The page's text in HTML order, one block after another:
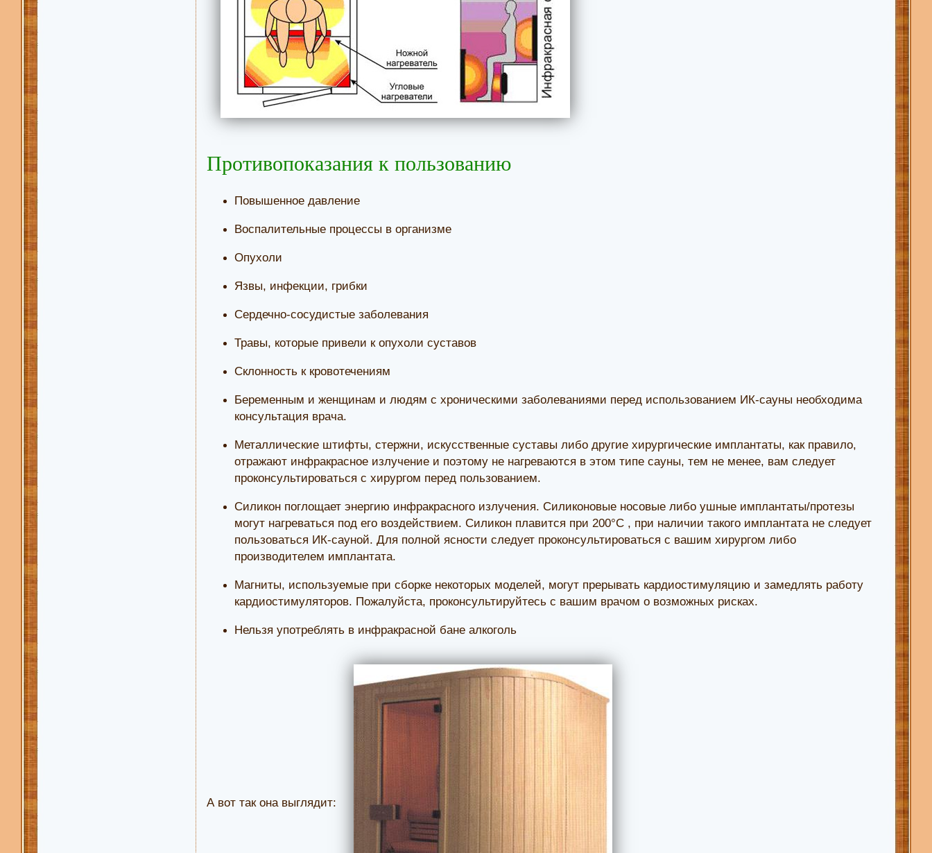
Противопоказания к пользованию
Повышенное давление
Воспалительные процессы в организме
Опухоли
Язвы, инфекции, грибки
Сердечно-сосудистые заболевания
Травы, которые привели к опухоли суставов
Склонность к кровотечениям
Беременным и женщинам и людям с хроническими заболеваниями перед использованием ИК-сауны необходима
консультация врача.
Металлические штифты, стержни, искусственные суставы либо другие хирургические имплантаты, как правило,
отражают инфракрасное излучение и поэтому не нагреваются в этом типе сауны, тем не менее, вам следует
проконсультироваться с хирургом перед пользованием.
Силикон поглощает энергию инфракрасного излучения. Силиконовые носовые либо ушные имплантаты/протезы
могут нагреваться под его воздействием. Силикон плавится при 200°C , при наличии такого имплантата не следует
пользоваться ИК-сауной. Для полной ясности следует проконсультироваться с вашим хирургом либо
производителем имплантата.
Магниты, используемые при сборке некоторых моделей, могут прерывать кардиостимуляцию и замедлять работу
кардиостимуляторов. Пожалуйста, проконсультируйтесь с вашим врачом о возможных рисках.
Нельзя употреблять в инфракрасной бане алкоголь
А вот так она выглядит: